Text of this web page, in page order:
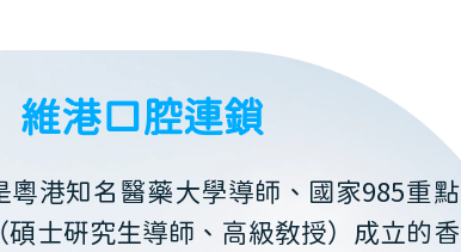
維港口腔連鎖
粵港知名醫藥大學導師、國家985重點
碩士研究生導師、高級教授）成立的香